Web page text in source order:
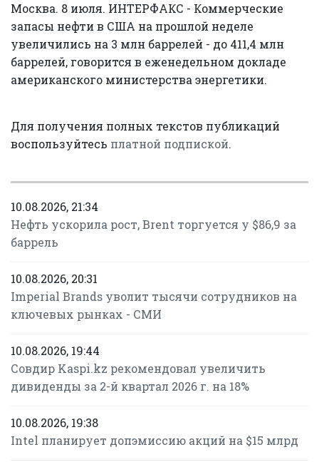
Москва. 8 июля. ИНТЕРФАКС - Коммерческие
запасы нефти в США на прошлой неделе
увеличились на 3 млн баррелей - до 411,4 млн
баррелей, говорится в еженедельном докладе
американского министерства энергетики.
Для получения полных текстов публикаций
воспользуйтесь платной подпиской.
10.08.2026, 21:34
Нефть ускорила рост, Brent торгуется у $86,9 за
баррель
10.08.2026, 20:31
Imperial Brands уволит тысячи сотрудников на
ключевых рынках - СМИ
10.08.2026, 19:44
Совдир Kaspi.kz рекомендовал увеличить
дивиденды за 2-й квартал 2026 г. на 18%
10.08.2026, 19:38
Intel планирует допэмиссию акций на $15 млрд